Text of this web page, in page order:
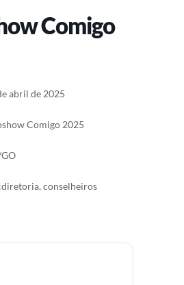
Comigo
abril de 2025
Comigo 2025
:diretoria, conselheiros